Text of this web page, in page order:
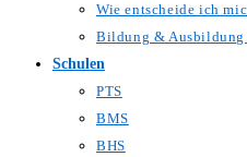
Wie entscheide ich
Bildung & Ausbildung
Schulen
PTS
BMS
BHS